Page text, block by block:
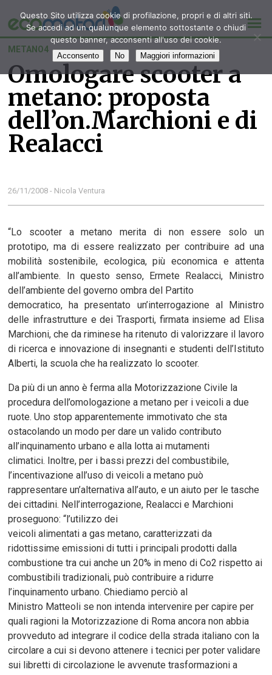
METANO4
Omologare scooter a
metano: proposta
dell’on.Marchioni e di
Realacci
26/11/2008 - Nicola Ventura
“Lo scooter a metano merita di non essere solo un
prototipo, ma di essere realizzato per contribuire ad una
mobilità sostenibile, ecologica, più economica e attenta
all’ambiente. In questo senso, Ermete Realacci, Ministro
dell’ambiente del governo ombra del Partito
democratico, ha presentato un’interrogazione al Ministro
delle infrastrutture e dei Trasporti, firmata insieme ad Elisa
Marchioni, che da riminese ha ritenuto di valorizzare il lavoro
di ricerca e innovazione di insegnanti e studenti dell’Istituto
Alberti, la scuola che ha realizzato lo scooter.
Da più di un anno è ferma alla Motorizzazione Civile la
procedura dell’omologazione a metano per i veicoli a due
ruote. Uno stop apparentemente immotivato che sta
ostacolando un modo per dare un valido contributo
all’inquinamento urbano e alla lotta ai mutamenti
climatici. Inoltre, per i bassi prezzi del combustibile,
l’incentivazione all’uso di veicoli a metano può
rappresentare un’alternativa all’auto, e un aiuto per le tasche
dei cittadini. Nell’interrogazione, Realacci e Marchioni
proseguono: “l’utilizzo dei
veicoli alimentati a gas metano, caratterizzati da
ridottissime emissioni di tutti i principali prodotti dalla
combustione tra cui anche un 20% in meno di Co2 rispetto ai
combustibili tradizionali, può contribuire a ridurre
l’inquinamento urbano. Chiediamo perciò al
Ministro Matteoli se non intenda intervenire per capire per
quali ragioni la Motorizzazione di Roma ancora non abbia
provveduto ad integrare il codice della strada italiano con la
circolare a cui si devono attenere i tecnici per poter validare
sui libretti di circolazione le avvenute trasformazioni a
Questo Sito utilizza cookie di profilazione, propri e di altri siti.
Se accedi ad un qualunque elemento sottostante o chiudi
questo banner, acconsenti all'uso dei cookie.
Acconsento No Maggiori informazioni